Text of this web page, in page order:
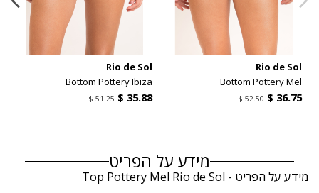
Rio de Sol
Bottom Pottery Mel
‏36.75 $
‏52.50 $
Rio de Sol
Bottom Pottery Ibiza
‏35.88 $
‏51.25 $
מידע על הפריט
מידע על הפריט - Top Pottery Mel Rio de Sol